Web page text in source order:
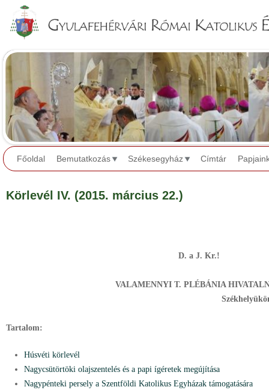
Főoldal Bemutatkozás Székesegyház Címtár
Körlevél IV. (2015. március 22.)
D. a J. Kr.!
VALAMENNYI T. PLÉBÁNIA
Tartalom:
Húsvéti körlevél
Nagycsütörtöki olajszentelés és a papi ígéretek megújítása
Nagypénteki persely a Szentföldi Katolikus Egyházak támogatására